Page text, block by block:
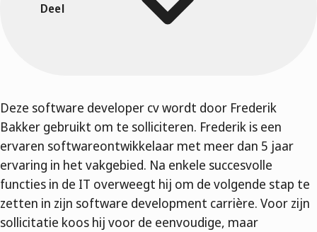
Deel
Deze software developer cv wordt door Frederik
Bakker gebruikt om te solliciteren. Frederik is een
ervaren softwareontwikkelaar met meer dan 5 jaar
ervaring in het vakgebied. Na enkele succesvolle
functies in de IT overweegt hij om de volgende stap te
zetten in zijn software development carrière. Voor zijn
sollicitatie koos hij voor de eenvoudige, maar